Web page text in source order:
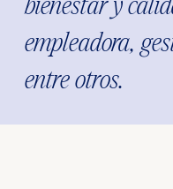
empleadora,
entre otros.